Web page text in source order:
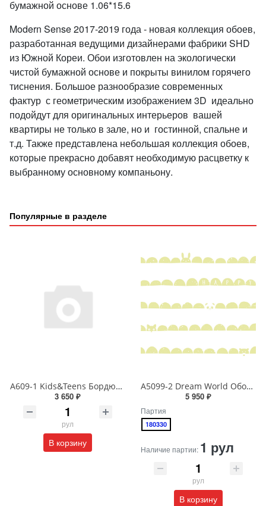
бумажной основе 1.06*15.6
Modern Sense 2017-2019 года - новая коллекция обоев,
разработанная ведущими дизайнерами фабрики SHD
из Южной Кореи. Обои изготовлен на экологически
чистой бумажной основе и покрыты винилом горячего
тиснения. Большое разнообразие современных
фактур с геометрическим изображением 3D идеально
подойдут для оригинальных интерьеров вашей
квартиры не только в зале, но и гостинной, спальне и
т.д. Также представлена небольшая коллекция обоев,
которые прекрасно добавят необходимую расцветку к
выбранному основному компаньону.
Популярные в разделе
A609-1 Kids&Teens Бордюр виниловый на бумажной основе 1,06*10
3 650 ₽
рул
В корзину
A5099-2 Dream World Обои виниловые на бумажной основе 1.06*15.6
5 950 ₽
Партия
180330
Наличие партии: 1 рул
рул
В корзину